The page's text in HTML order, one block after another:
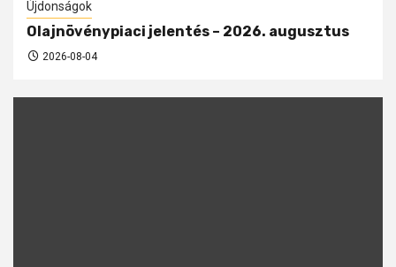
Újdonságok
Olajnövénypiaci jelentés – 2026. augusztus
2026-08-04